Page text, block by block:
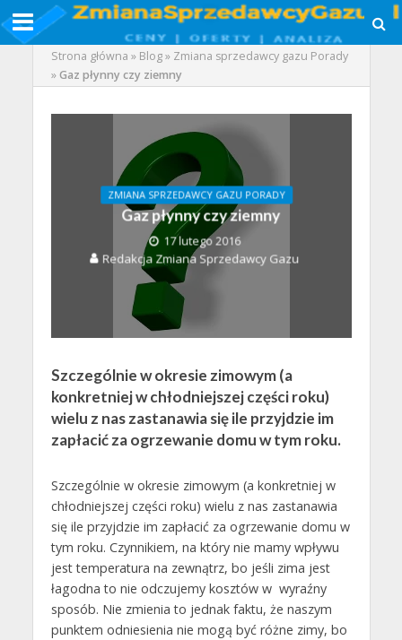
Strona główna » Blog» Zmiana sprzedawcy gazu Porady
»Gaz płynny czy ziemny
ZMIANA SPRZEDAWCY GAZU PORADY
Gaz płynny czy ziemny
17 lutego 2016
Redakcja Zmiana Sprzedawcy Gazu
Szczególnie w okresie zimowym (a
konkretniej w chłodniejszej części roku)
wielu z nas zastanawia się ile przyjdzie im
zapłacić za ogrzewanie domu w tym roku.
Szczególnie w okresie zimowym (a konkretniej w
chłodniejszej części roku) wielu z nas zastanawia
się ile przyjdzie im zapłacić za ogrzewanie domu w
tym roku. Czynnikiem, na który nie mamy wpływu
jest temperatura na zewnątrz, bo jeśli zima jest
łagodna to nie odczujemy kosztów w wyraźny
sposób. Nie zmienia to jednak faktu, że naszym
punktem odniesienia nie mogą być różne zimy, bo